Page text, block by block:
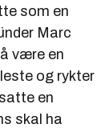
som en
Marc
være en
og rykter
en
skal ha